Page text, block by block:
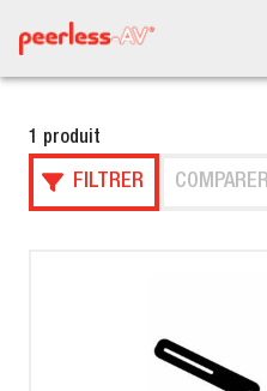
1 produit
FILTRER